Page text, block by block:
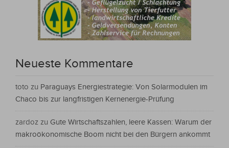
Neueste Kommentare
toto zu Paraguays Energiestrategie: Von Solarmodulen im
Chaco bis zur langfristigen Kernenergie-Prüfung
zardoz zu Gute Wirtschaftszahlen, leere Kassen: Warum der
makroökonomische Boom nicht bei den Bürgern ankommt